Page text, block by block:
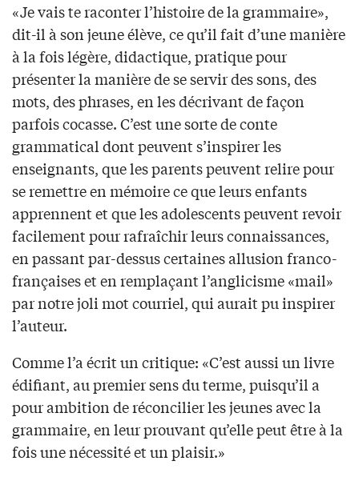
«Je vais te raconter l’histoire de la grammaire»,
dit-il à son jeune élève, ce qu’il fait d’une manière
à la fois légère, didactique, pratique pour
présenter la manière de se servir des sons, des
mots, des phrases, en les décrivant de façon
parfois cocasse. C’est une sorte de conte
grammatical dont peuvent s’inspirer les
enseignants, que les parents peuvent relire pour
se remettre en mémoire ce que leurs enfants
apprennent et que les adolescents peuvent revoir
facilement pour rafraîchir leurs connaissances,
en passant par-dessus certaines allusion franco-
françaises et en remplaçant l’anglicisme «mail»
par notre joli mot courriel, qui aurait pu inspirer
l’auteur.
Comme l’a écrit un critique: «C’est aussi un livre
édifiant, au premier sens du terme, puisqu’il a
pour ambition de réconcilier les jeunes avec la
grammaire, en leur prouvant qu’elle peut être à la
fois une nécessité et un plaisir.»